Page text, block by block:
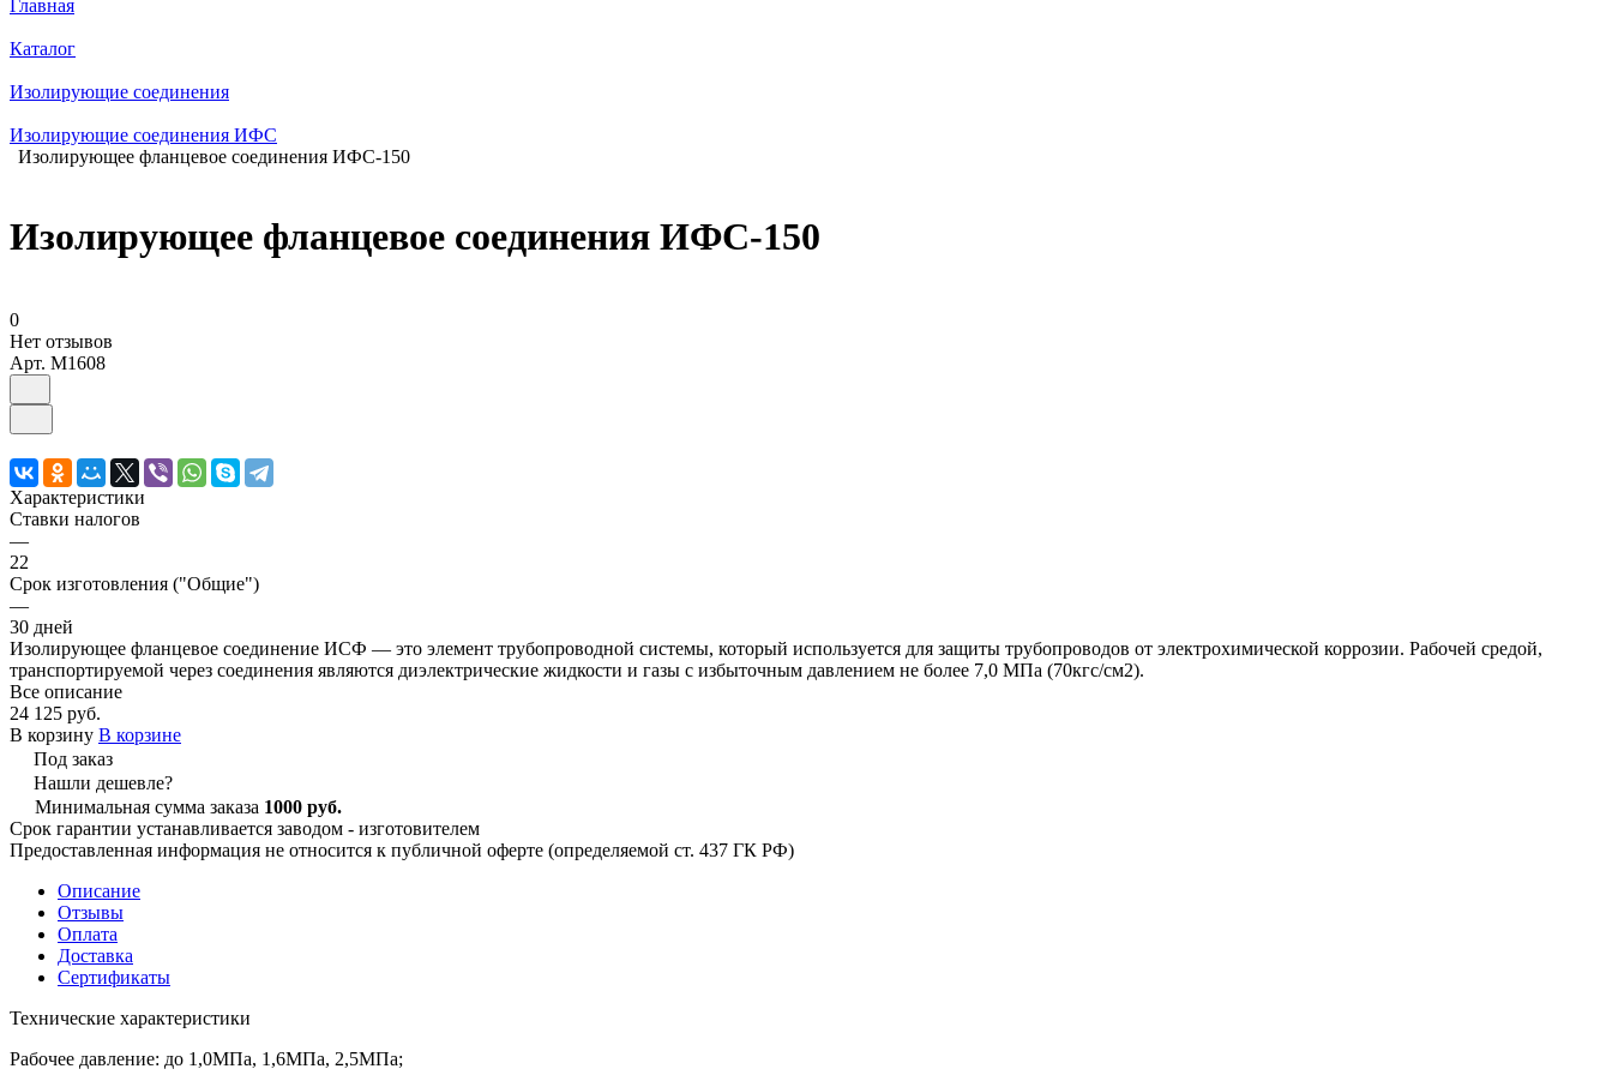
Главная
Каталог
Изолирующие соединения
Изолирующие соединения ИФС
Изолирующее фланцевое соединения ИФС-150
Изолирующее фланцевое соединения ИФС-150
0
Нет отзывов
Арт. M1608
Характеристики
Ставки налогов
—
22
Срок изготовления ("Общие")
—
30 дней
Изолирующее фланцевое соединение ИСФ — это элемент трубопроводной системы, который используется для защиты трубопроводов от электрохимической коррозии. Рабочей средой,
транспортируемой через соединения являются диэлектрические жидкости и газы с избыточным давлением не более 7,0 МПа (70кгс/см2).
Все описание
24 125 руб.
В корзину В корзине
Под заказ
Нашли дешевле?
Минимальная сумма заказа 1000 руб.
Срок гарантии устанавливается заводом - изготовителем
Предоставленная информация не относится к публичной оферте (определяемой ст. 437 ГК РФ)
Описание
Отзывы
Оплата
Доставка
Сертификаты
Технические характеристики
Рабочее давление: до 1,0МПа, 1,6МПа, 2,5МПа;